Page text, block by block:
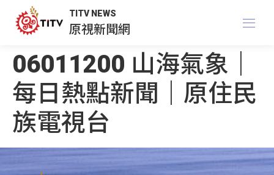
TITV NEWS
原視新聞網
06011200 山海氣象｜
每日熱點新聞｜原住民
族電視台